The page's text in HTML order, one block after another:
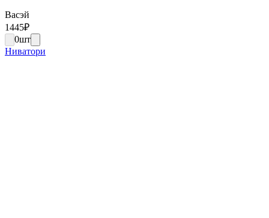
Васэй
1445₽
0шт
Ниватори